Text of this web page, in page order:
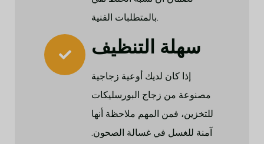
بالمتطلبات الفنية.
سهلة التنظيف
إذا كان لديك أوعية زجاجية
مصنوعة من زجاج البورسليكات
للتخزين، فمن المهم ملاحظة أنها
آمنة للغسل في غسالة الصحون.